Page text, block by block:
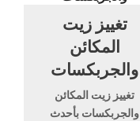
تغييز زيت
المكائن
والجربكسات
تغييز زيت المكائن
والجربكسات بأحدث